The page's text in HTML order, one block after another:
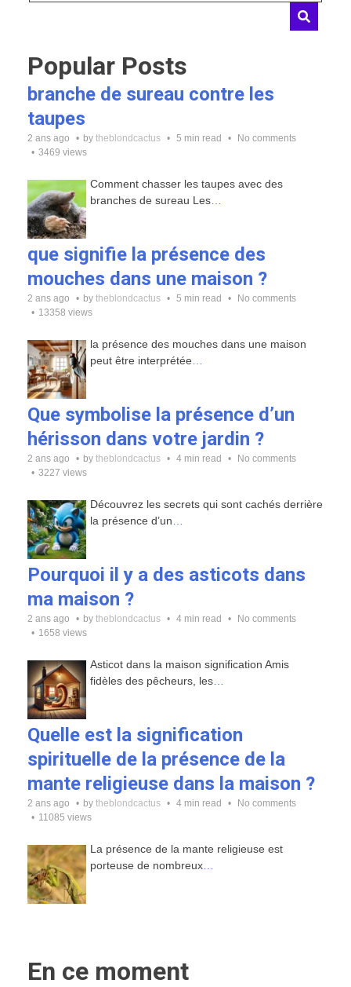
Popular Posts
branche de sureau contre les
taupes
2 ans ago by theblondcactus 5 min read
No comments
3469 views
Comment chasser les taupes avec des
branches de sureau Les
que signifie la présence des
mouches dans une maison ?
2 ans ago by theblondcactus 5 min read
No comments
13358 views
la présence des mouches dans une maison
peut être interprétée
Que symbolise la présence d’un
hérisson dans votre jardin ?
2 ans ago by theblondcactus 4 min read
No comments
3227 views
Découvrez les secrets qui sont cachés derrière
la présence d’un
Pourquoi il y a des asticots dans
ma maison ?
2 ans ago by theblondcactus 4 min read
No comments
1658 views
Asticot dans la maison signification Amis
fidèles des pêcheurs, les
Quelle est la signification
spirituelle de la présence de la
mante religieuse dans la maison ?
2 ans ago by theblondcactus 4 min read
No comments
11085 views
La présence de la mante religieuse est
porteuse de nombreux
En ce moment